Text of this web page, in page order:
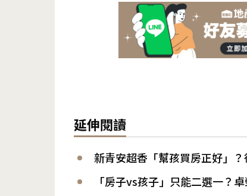
延伸閱讀
新青安超香「幫孩買房正好」
「房子vs孩子」只能二選一？